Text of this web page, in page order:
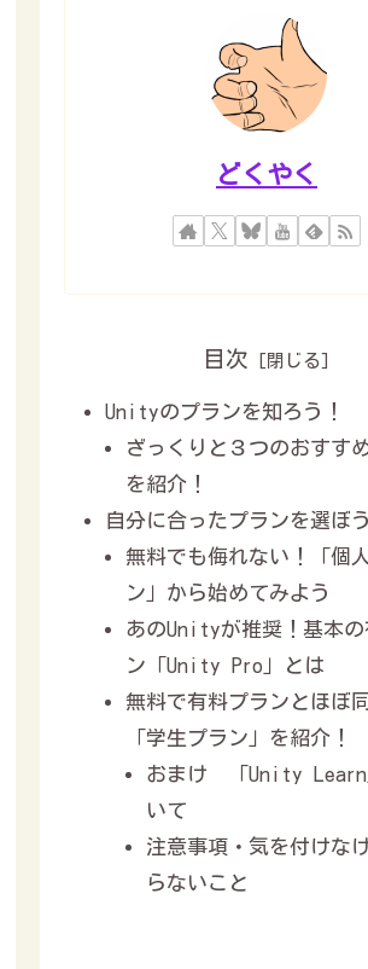
どくやく
目次
Unityのプランを知ろう！
ざっくりと３つのおすす
を紹介！
自分に合ったプランを選ぼう
無料でも侮れない！「個
ン」から始めてみよう
あのUnityが推奨！基本の
ン「Unity Pro」とは
無料で有料プランとほぼ
「学生プラン」を紹介！
おまけ 「Unity Learn
いて
注意事項・気を付けな
らないこと